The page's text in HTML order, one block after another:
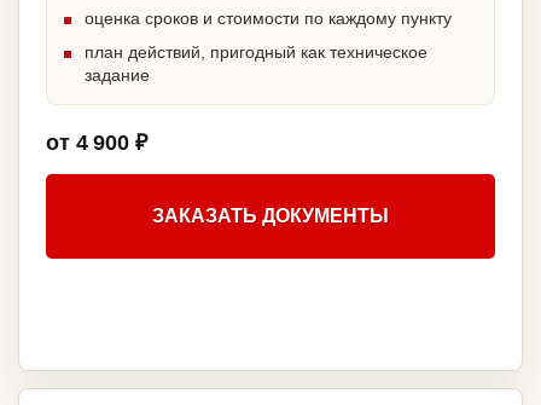
оценка сроков и стоимости по каждому пункту
план действий, пригодный как техническое
задание
от 4 900 ₽
ЗАКАЗАТЬ ДОКУМЕНТЫ